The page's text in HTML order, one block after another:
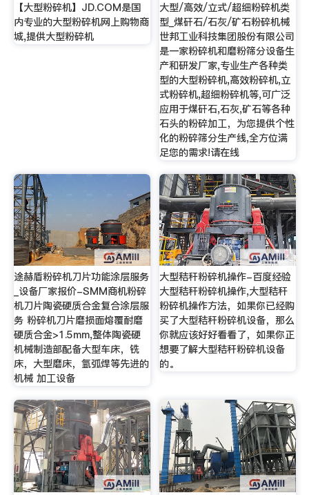
【大型粉碎机】JD.COM是国
内专业的大型粉碎机网上购物商
城,提供大型粉碎机
大型/高效/立式/超细粉碎机类
型_煤矸石/石灰/矿石粉碎机械
世邦工业科技集团股份有限公司
是一家粉碎机和磨粉筛分设备生
产和研发厂家,专业生产各种类
型的大型粉碎机,高效粉碎机,立
式粉碎机,超细粉碎机等,可广泛
应用于煤矸石,石灰,矿石等各种
石头的粉碎加工，为您提供个性
化的粉碎筛分生产线,全方位满
足您的需求!请在线
途赫盾粉碎机刀片功能涂层服务
_设备厂家报价-SMM商机粉碎
机刀片陶瓷硬质合金复合涂层服
务 粉碎机刀片磨损面熔覆耐磨
硬质合金>1.5mm,整体陶瓷硬
机械制造部配备大型车床，铣
床，大型磨床，氩弧焊等先进的
机械 加工设备
大型秸秆粉碎机操作-百度经验
大型秸秆粉碎机操作,大型秸秆
粉碎机操作方法，如果你已经购
买了大型秸秆粉碎机设备，那么
你就应该好好看看了，如果你正
想要了解大型秸秆粉碎机设备
的。